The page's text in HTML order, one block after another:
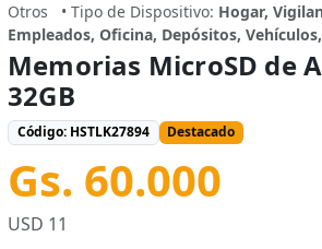
Otros • Tipo de Dispositivo: Hogar,
Empleados, Oficina, Depósitos,
Memorias MicroSD de
32GB
Código: HSTLK27894 Destacado
Gs. 60.000
USD 11